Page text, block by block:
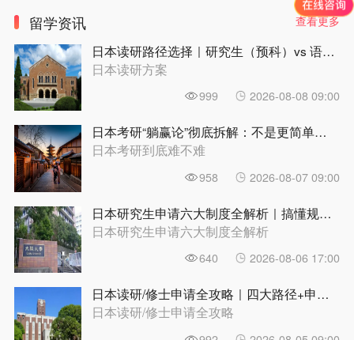
留学资讯 查看更多
日本读研路径选择｜研究生（预科）vs 语言学校，哪条路更适合你？ | 前程日本留学
日本读研方案
999 2026-08-08 09:00
日本考研“躺赢论”彻底拆解：不是更简单，是另一种难|前程日本留学
日本考研到底难不难
958 2026-08-07 09:00
日本研究生申请六大制度全解析｜搞懂规则再动手，别在第一步就走偏 | 前程日本留学
日本研究生申请六大制度全解析
640 2026-08-06 17:00
日本读研/修士申请全攻略｜四大路径+申请条件+时间规划，一篇理清 | 前程日本留学
日本读研/修士申请全攻略